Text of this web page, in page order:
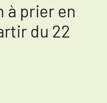
à prier en
du 22